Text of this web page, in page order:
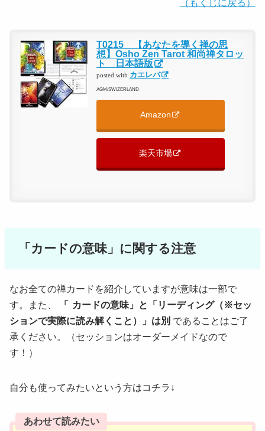
（もくじに戻る）
T0215 【あなたを導く禅の思
想】Osho Zen Tarot 和尚禅タロッ
ト 日本語版
posted with カエレバ
AGM/SWIZERLAND
Amazon
楽天市場
「カードの意味」に関する注意
なお全ての禅カードを紹介していますが意味は一部で
す。また、
「
カードの意味」と「リーディング（※セッ
ションで実際に読み解くこと）」は別 であることはご了
承ください。（セッションはオーダーメイドなので
す！）
自分も使ってみたいという方はコチラ↓
あわせて読みたい